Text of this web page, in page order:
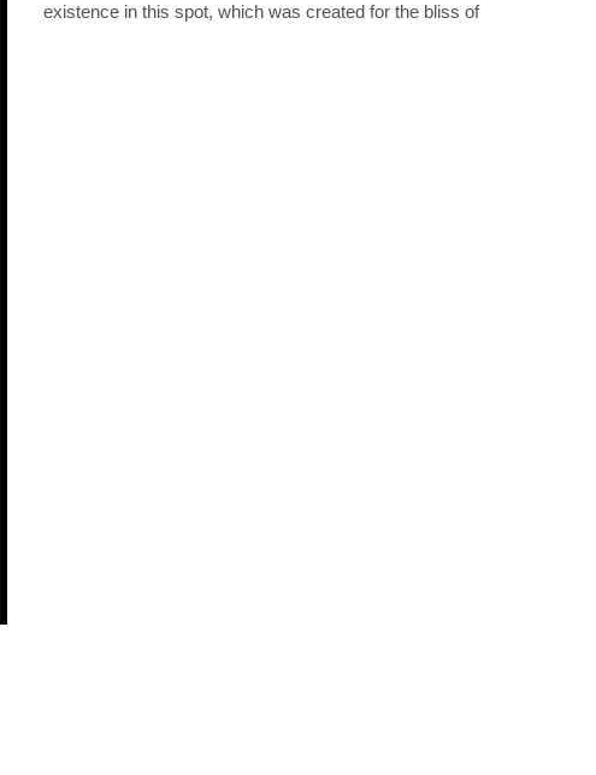
existence in this spot, which was created for the bliss of